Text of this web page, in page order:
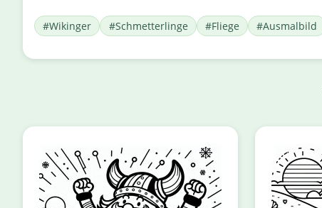
#Wikinger #Schmetterlinge #Fliege #Ausmalbild